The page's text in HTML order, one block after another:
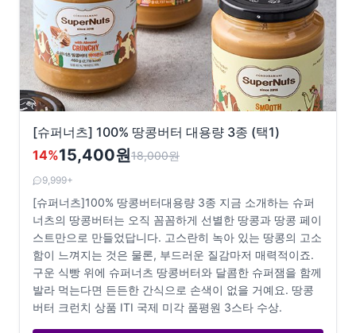
[슈퍼너츠] 100% 땅콩버터 대용량 3종 (택1)
14%15,400원18,000원
9,999+
[슈퍼너츠]100% 땅콩버터대용량 3종 지금 소개하는 슈퍼
너츠의 땅콩버터는 오직 꼼꼼하게 선별한 땅콩과 땅콩 페이
스트만으로 만들었답니다. 고스란히 녹아 있는 땅콩의 고소
함이 느껴지는 것은 물론, 부드러운 질감마저 매력적이죠.
구운 식빵 위에 슈퍼너츠 땅콩버터와 달콤한 슈퍼잼을 함께
발라 먹는다면 든든한 간식으로 손색이 없을 거예요. 땅콩
버터 크런치 상품 ITI 국제 미각 품평원 3스타 수상.